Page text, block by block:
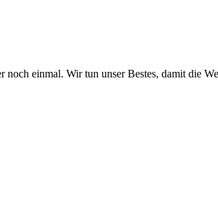
noch einmal. Wir tun unser Bestes, damit die